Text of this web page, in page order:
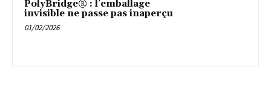
PolyBridge® : l’emballage
invisible ne passe pas inaperçu
01/02/2026